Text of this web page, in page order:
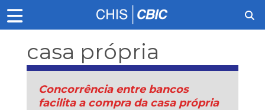
casa própria
Concorrência entre bancos
facilita a compra da casa própria